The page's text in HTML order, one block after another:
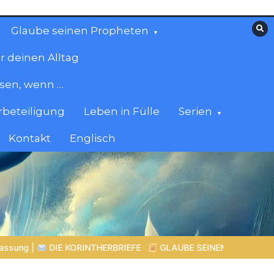
Glaube seinen Propheten
deinen Alltag
wenn …
Leben in Fülle Serien
Kontakt Englisch
GLAUBE SEINEN PROPHETEN | Bibelstudium | 07.08.2026 |